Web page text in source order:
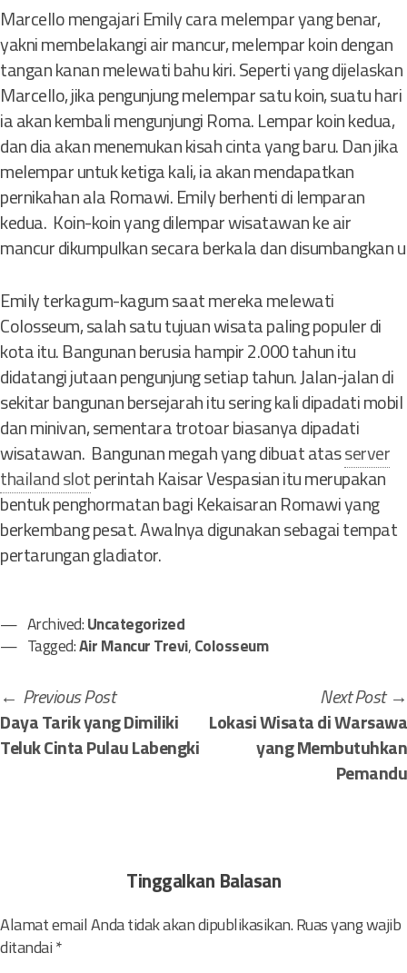
Marcello mengajari Emily cara melempar yang benar,
yakni membelakangi air mancur, melempar koin dengan
tangan kanan melewati bahu kiri. Seperti yang dijelaskan
Marcello, jika pengunjung melempar satu koin, suatu hari
ia akan kembali mengunjungi Roma. Lempar koin kedua,
dan dia akan menemukan kisah cinta yang baru. Dan jika
melempar untuk ketiga kali, ia akan mendapatkan
pernikahan ala Romawi. Emily berhenti di lemparan
kedua. Koin-koin yang dilempar wisatawan ke air
mancur dikumpulkan secara berkala dan disumbangkan u
Emily terkagum-kagum saat mereka melewati
Colosseum, salah satu tujuan wisata paling populer di
kota itu. Bangunan berusia hampir 2.000 tahun itu
didatangi jutaan pengunjung setiap tahun. Jalan-jalan di
sekitar bangunan bersejarah itu sering kali dipadati mobil
dan minivan, sementara trotoar biasanya dipadati
wisatawan. Bangunan megah yang dibuat atasserver
thailand slotperintah Kaisar Vespasian itu merupakan
bentuk penghormatan bagi Kekaisaran Romawi yang
berkembang pesat. Awalnya digunakan sebagai tempat
pertarungan gladiator.
Archived:Uncategorized
Tagged:Air Mancur Trevi,Colosseum
N
a
s
i
Previous PostP
r
e
o
Daya Tarik yang Dimiliki
Teluk Cinta Pulau Labengki
Next Post
Lokasi Wisata di Warsawa
yang Membutuhkan
Pemandu
Tinggalkan Balasan
Alamat email Anda tidak akan dipublikasikan.Ruas yang wajib
ditandai*